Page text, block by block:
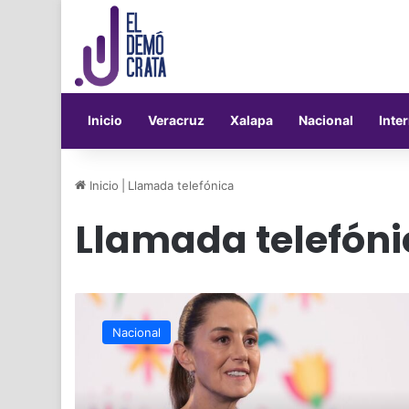
Inicio Veracruz Xalapa Nacional
Inicio Llamada telefónica
Llamada
Hoy
Sheinbaum
sostendráNacional